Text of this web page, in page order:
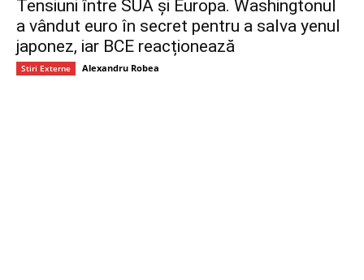
Tensiuni între SUA și Europa. Washingtonul
a vândut euro în secret pentru a salva yenul
japonez, iar BCE reacționează
Stiri Externe Alexandru Robea